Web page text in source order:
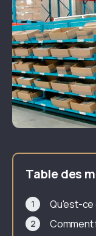
Table des
Qu'est-ce
Comment